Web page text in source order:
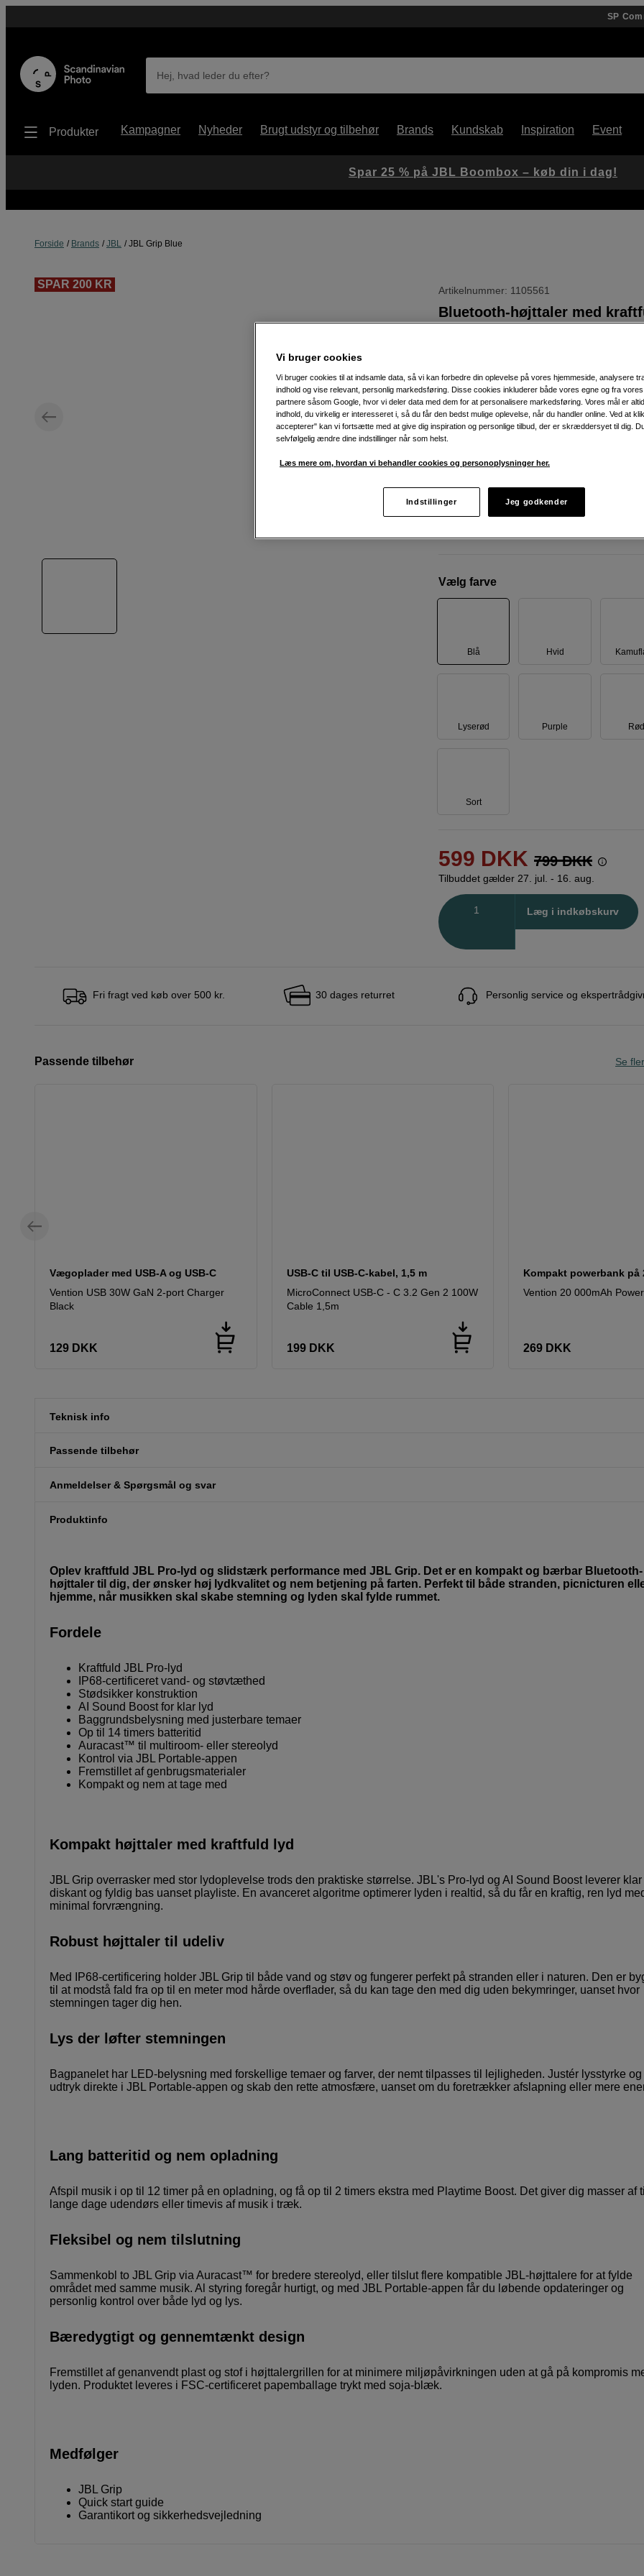
SP
Hej, hvad leder du efter?
Produkter Kampagner Nyheder Brugt udstyr og tilbehør Brands Kundskab Inspiration Event
Forside Brands JBL JBL Grip Blue
SPAR 200 KR Artikelnummer: 1105561
Bluetooth-højttaler med
Weblager
På lager
København: Vis lagersaldo
Op til 14 timers batteritid
LED-belysning med temaer
Vælg farve
Blå Hvid
Lyserød Purple Rød
Sort
599 DKK 799 DKK
Tilbuddet gælder 27. jul. - 16. aug.
Læg i indkøbskurv
Fri fragt ved køb over 500 kr. 30 dages returret Personlig service og
Passende tilbehør Se
Vægoplader med USB-A og USB-C
Vention USB 30W GaN 2-port Charger
Black
129 DKK
USB-C til USB-C-kabel, 1,5 m
MicroConnect USB-C - C 3.2 Gen 2 100W
Cable 1,5m
199 DKK
Kompakt powerbank på
Vention 20 000mAh
269 DKK
Teknisk info
Passende tilbehør
Anmeldelser & Spørgsmål og svar
Produktinfo
Oplev kraftfuld JBL Pro-lyd og slidstærk performance med JBL Grip. Det er en kompakt og bærbar Bluetooth-
højttaler til dig, der ønsker høj lydkvalitet og nem betjening på farten. Perfekt til både stranden, picnicturen
hjemme, når musikken skal skabe stemning og lyden skal fylde rummet.
Fordele
Kraftfuld JBL Pro-lyd
IP68-certificeret vand- og støvtæthed
Stødsikker konstruktion
AI Sound Boost for klar lyd
Baggrundsbelysning med justerbare temaer
Op til 14 timers batteritid
Auracast™ til multiroom- eller stereolyd
Kontrol via JBL Portable-appen
Fremstillet af genbrugsmaterialer
Kompakt og nem at tage med
Kompakt højttaler med kraftfuld lyd
JBL Grip overrasker med stor lydoplevelse trods den praktiske størrelse. JBL's Pro-lyd og AI Sound Boost leverer klar
diskant og fyldig bas uanset playliste. En avanceret algoritme optimerer lyden i realtid, så du får en kraftig, ren lyd
minimal forvrængning.
Robust højttaler til udeliv
Med IP68-certificering holder JBL Grip til både vand og støv og fungerer perfekt på stranden eller i naturen. Den er
til at modstå fald fra op til en meter mod hårde overflader, så du kan tage den med dig uden bekymringer, uanset hvor
stemningen tager dig hen.
Lys der løfter stemningen
Bagpanelet har LED-belysning med forskellige temaer og farver, der nemt tilpasses til lejligheden. Justér lysstyrke og
udtryk direkte i JBL Portable-appen og skab den rette atmosfære, uanset om du foretrækker afslapning eller mere
Lang batteritid og nem opladning
Afspil musik i op til 12 timer på en opladning, og få op til 2 timers ekstra med Playtime Boost. Det giver dig masser af
lange dage udendørs eller timevis af musik i træk.
Fleksibel og nem tilslutning
Sammenkobl to JBL Grip via Auracast™ for bredere stereolyd, eller tilslut flere kompatible JBL-højttalere for at fylde
området med samme musik. Al styring foregår hurtigt, og med JBL Portable-appen får du løbende opdateringer og
personlig kontrol over både lyd og lys.
Bæredygtigt og gennemtænkt design
Fremstillet af genanvendt plast og stof i højttalergrillen for at minimere miljøpåvirkningen uden at gå på kompromis
lyden. Produktet leveres i FSC-certificeret papemballage trykt med soja-blæk.
Medfølger
JBL Grip
Quick start guide
Garantikort og sikkerhedsvejledning
Spar 25 % på JBL Boombox – køb din i dag!
Vi bruger cookies
Vi bruger cookies til at indsamle data, så vi kan forbedre din oplevelse på vores hjemmeside, analysere
indhold og vise relevant, personlig markedsføring. Disse cookies inkluderer både vores egne og fra
partnere såsom Google, hvor vi deler data med dem for at personalisere markedsføring. Vores mål er
indhold, du virkelig er interesseret i, så du får den bedst mulige oplevelse, når du handler online. Ved at
accepterer" kan vi fortsætte med at give dig inspiration og personlige tilbud, der er skræddersyet til dig.
selvfølgelig ændre dine indstillinger når som helst.
Læs mere om, hvordan vi behandler cookies og personoplysninger her.
Indstillinger Jeg godkender